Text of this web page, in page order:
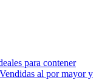
para contener
al por mayor y